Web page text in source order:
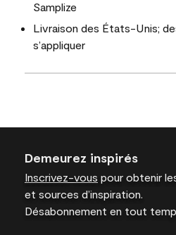
Samplize
Livraison des États-Unis;
s’appliquer
Demeurez inspirés
Inscrivez-vous pour obtenir
et sources d’inspiration.
Désabonnement en tout